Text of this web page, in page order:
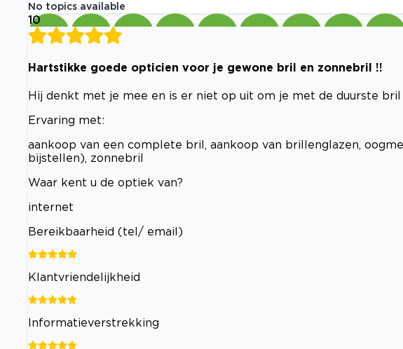
No topics available
10
Hartstikke goede opticien voor je gewone bril en zonnebril !!
Hij denkt met je mee en is er niet op uit om je met de duurste bril
Ervaring met:
aankoop van een complete bril, aankoop van brillenglazen,
bijstellen), zonnebril
Waar kent u de optiek van?
internet
Bereikbaarheid (tel/ email)
Klantvriendelijkheid
Informatieverstrekking